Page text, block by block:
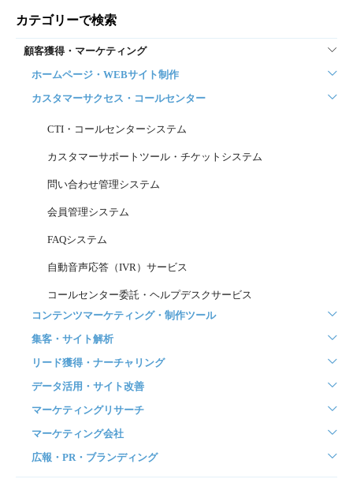
カテゴリーで検索
顧客獲得・マーケティング
ホームページ・WEBサイト制作
カスタマーサクセス・コールセンター
CTI・コールセンターシステム
カスタマーサポートツール・チケットシステム
問い合わせ管理システム
会員管理システム
FAQシステム
自動音声応答（IVR）サービス
コールセンター委託・ヘルプデスクサービス
コンテンツマーケティング・制作ツール
集客・サイト解析
リード獲得・ナーチャリング
データ活用・サイト改善
マーケティングリサーチ
マーケティング会社
広報・PR・ブランディング